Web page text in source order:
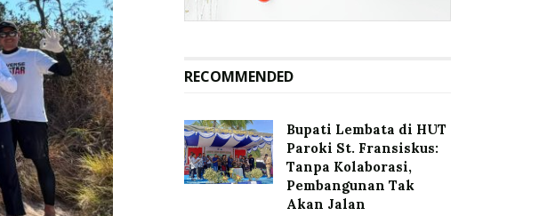
RECOMMENDED
Bupati Lembata di HUT
Paroki St. Fransiskus:
Tanpa Kolaborasi,
Pembangunan Tak
Akan Jalan